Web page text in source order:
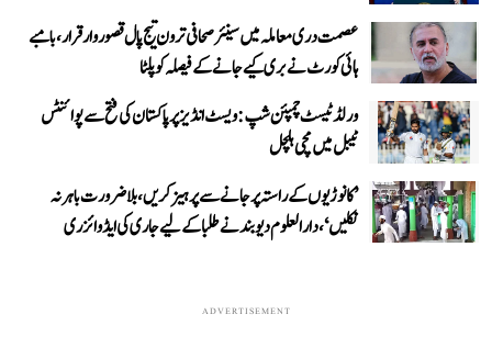
عصمت دری معاملہ میں سینئر صحافی ترون تیج پال قصوروار قرار، بامبے
ہائی کورٹ نے بری کیے جانے کے فیصلہ کو پلٹا
ورلڈ ٹیسٹ چمپئن شپ: ویسٹ انڈیز پر پاکستان کی فتح سے پوائنٹس
ٹیبل میں مچی ہلچل
’کانوڑیوں کے راستہ پر جانے سے پرہیز کریں، بلاضرورت باہر نہ
نکلیں‘، دارالعلوم دیوبند نے طلبا کے لیے جاری کی ایڈوائزری
ADVERTISEMENT